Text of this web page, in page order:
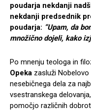
poudarja nekdanji
nekdanji predsednik
poudarja: “Upam, da
množično dojeli, kako
Po mnenju teologa in
Opeka zasluži
nesebičnega dela za
vsestranskega
pomočjo različnih